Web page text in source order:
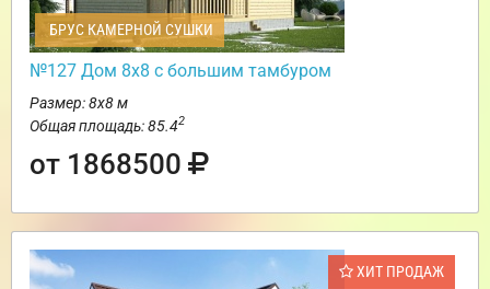
БРУС КАМЕРНОЙ СУШКИ
№127 Дом 8х8 с большим тамбуром
Размер: 8х8 м
Общая площадь: 85.42
от 1868500
ХИТ ПРОДАЖ